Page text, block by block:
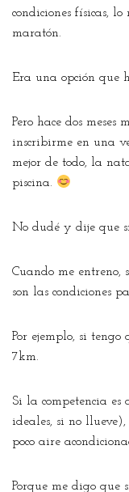
condiciones físicas,
maratón.
Era una opción que
Pero hace dos
inscribirme en una
mejor de todo, la
piscina.
No dudé y dije que
Cuando me
son las condiciones
Por ejemplo, si
7km.
Si la competencia
ideales, si no
poco aire
Porque me digo que